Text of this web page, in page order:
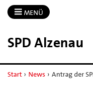
MENÜ
SPD Alzenau
Start › News › Antrag der